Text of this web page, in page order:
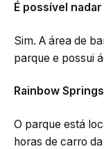
É possível
Sim. A área de
parque e possui
Rainbow
O parque está
horas de carro